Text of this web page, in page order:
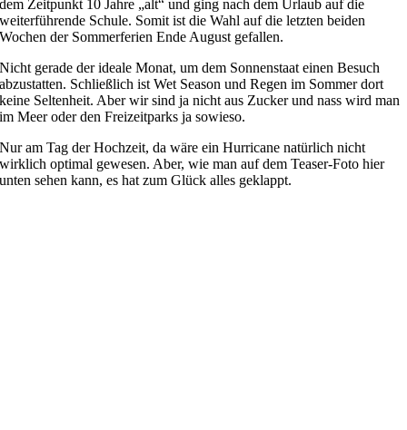
dem Zeitpunkt 10 Jahre „alt“ und ging nach dem Urlaub auf die
weiterführende Schule. Somit ist die Wahl auf die letzten beiden
Wochen der Sommerferien Ende August gefallen.
Nicht gerade der ideale Monat, um dem Sonnenstaat einen Besuch
abzustatten. Schließlich ist Wet Season und Regen im Sommer dort
keine Seltenheit. Aber wir sind ja nicht aus Zucker und nass wird man
im Meer oder den Freizeitparks ja sowieso.
Nur am Tag der Hochzeit, da wäre ein Hurricane natürlich nicht
wirklich optimal gewesen. Aber, wie man auf dem Teaser-Foto hier
unten sehen kann, es hat zum Glück alles geklappt.